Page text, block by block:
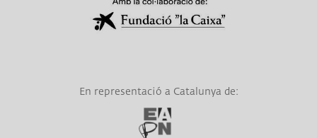
En representació a Catalunya de:
Link a EAPN